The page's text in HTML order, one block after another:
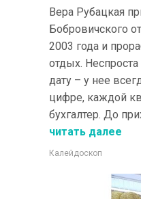
Вера Рубацкая
Бобровичского
2003 года и
отдых.
дату – у нее
цифре, каждой
бухгалтер. До
читать далее
Калейдоскоп